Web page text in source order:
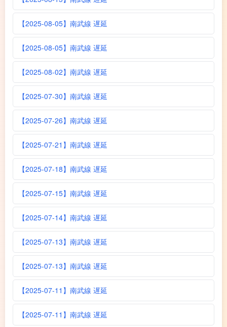
【2025-08-05】南武線 遅延
【2025-08-05】南武線 遅延
【2025-08-02】南武線 遅延
【2025-07-30】南武線 遅延
【2025-07-26】南武線 遅延
【2025-07-21】南武線 遅延
【2025-07-18】南武線 遅延
【2025-07-15】南武線 遅延
【2025-07-14】南武線 遅延
【2025-07-13】南武線 遅延
【2025-07-13】南武線 遅延
【2025-07-11】南武線 遅延
【2025-07-11】南武線 遅延